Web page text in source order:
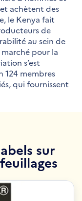
achètent des
le Kenya fait
de
au sein de
marché pour la
s’est
124 membres
qui fournissent
sur